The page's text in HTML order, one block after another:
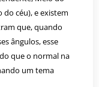
do céu), e existem
que, quando
ângulos, esse
que o normal na
um tema